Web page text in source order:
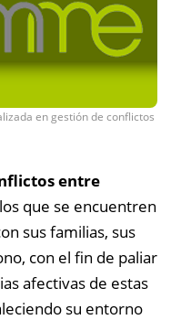
en gestión de conflictos
entre
que se encuentren
sus familias, sus
con el fin de paliar
afectivas de estas
su entorno